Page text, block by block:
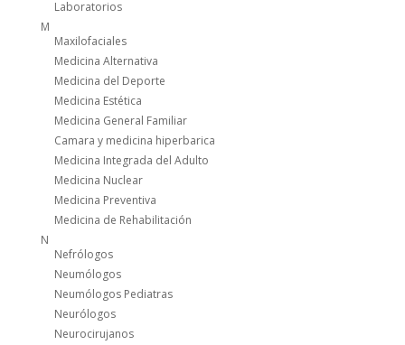
Laboratorios
M
Maxilofaciales
Medicina Alternativa
Medicina del Deporte
Medicina Estética
Medicina General Familiar
Camara y medicina hiperbarica
Medicina Integrada del Adulto
Medicina Nuclear
Medicina Preventiva
Medicina de Rehabilitación
N
Nefrólogos
Neumólogos
Neumólogos Pediatras
Neurólogos
Neurocirujanos